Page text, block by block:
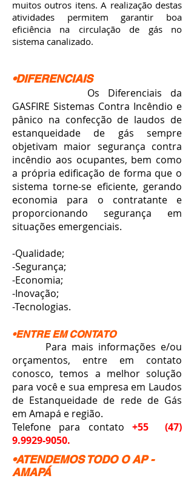
muitos outros itens. A realização destas
atividades permitem garantir boa
eficiência na circulação de gás no
sistema canalizado.
•DIFERENCIAIS
Os Diferenciais da
GASFIRE Sistemas Contra Incêndio e
pânico na confecção de laudos de
estanqueidade de gás sempre
objetivam maior segurança contra
incêndio aos ocupantes, bem como
a própria edificação de forma que o
sistema torne-se eficiente, gerando
economia para o contratante e
proporcionando segurança em
situações emergenciais.
-Qualidade;
-Segurança;
-Economia;
-Inovação;
-Tecnologias.
•ENTRE EM CONTATO
Para mais informações e/ou
orçamentos, entre em contato
conosco, temos a melhor solução
para você e sua empresa em Laudos
de Estanqueidade de rede de Gás
em Amapá e região.
Telefone para contato+55(47)
9.9929-9050.
•ATENDEMOS TODO O AP -
AMAPÁ